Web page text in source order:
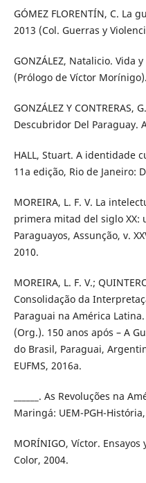
GÓMEZ FLORENTÍN, C. La
2013 (Col. Guerras y
GONZÁLEZ, Natalicio. Vida
(Prólogo de Víctor
GONZÁLEZ Y CONTRERAS,
Descubridor Del Paraguay.
HALL, Stuart. A identidade
11a edição, Rio de Janeiro:
MOREIRA, L. F. V. La
primera mitad del siglo XX:
Paraguayos, Assunção, v.
2010.
MOREIRA, L. F. V.;
Consolidação da
Paraguai na América
(Org.). 150 anos após – A
do Brasil, Paraguai,
EUFMS, 2016a.
______. As Revoluções na
Maringá: UEM-PGH-
MORÍNIGO, Víctor.
Color, 2004.